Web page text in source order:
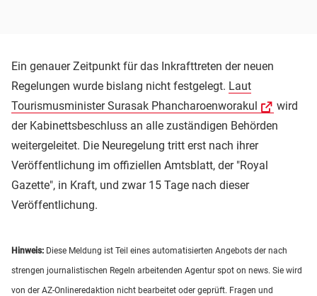
Ein genauer Zeitpunkt für das Inkrafttreten der neuen
Regelungen wurde bislang nicht festgelegt. Laut
Tourismusminister Surasak Phancharoenworakul
wird
der Kabinettsbeschluss an alle zuständigen Behörden
weitergeleitet. Die Neuregelung tritt erst nach ihrer
Veröffentlichung im offiziellen Amtsblatt, der "Royal
Gazette", in Kraft, und zwar 15 Tage nach dieser
Veröffentlichung.
Hinweis: Diese Meldung ist Teil eines automatisierten Angebots der nach
strengen journalistischen Regeln arbeitenden Agentur spot on news. Sie wird
von der AZ-Onlineredaktion nicht bearbeitet oder geprüft. Fragen und